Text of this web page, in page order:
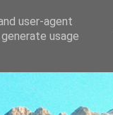
user-agent
usage